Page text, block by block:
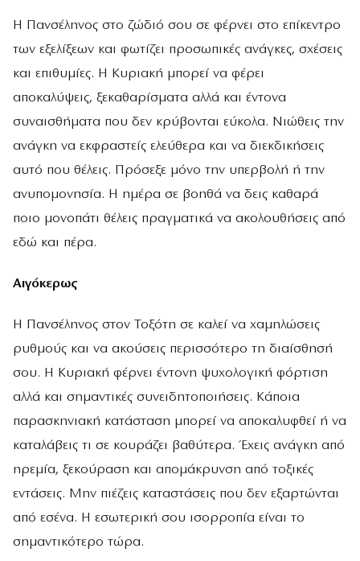
Η Πανσέληνος στο ζώδιό σου σε φέρνει στο επίκεντρο
των εξελίξεων και φωτίζει προσωπικές ανάγκες, σχέσεις
και επιθυμίες. Η Κυριακή μπορεί να φέρει
αποκαλύψεις, ξεκαθαρίσματα αλλά και έντονα
συναισθήματα που δεν κρύβονται εύκολα. Νιώθεις την
ανάγκη να εκφραστείς ελεύθερα και να διεκδικήσεις
αυτό που θέλεις. Πρόσεξε μόνο την υπερβολή ή την
ανυπομονησία. Η ημέρα σε βοηθά να δεις καθαρά
ποιο μονοπάτι θέλεις πραγματικά να ακολουθήσεις από
εδώ και πέρα.
Αιγόκερως
Η Πανσέληνος στον Τοξότη σε καλεί να χαμηλώσεις
ρυθμούς και να ακούσεις περισσότερο τη διαίσθησή
σου. Η Κυριακή φέρνει έντονη ψυχολογική φόρτιση
αλλά και σημαντικές συνειδητοποιήσεις. Κάποια
παρασκηνιακή κατάσταση μπορεί να αποκαλυφθεί ή να
καταλάβεις τι σε κουράζει βαθύτερα. Έχεις ανάγκη από
ηρεμία, ξεκούραση και απομάκρυνση από τοξικές
εντάσεις. Μην πιέζεις καταστάσεις που δεν εξαρτώνται
από εσένα. Η εσωτερική σου ισορροπία είναι το
σημαντικότερο τώρα.